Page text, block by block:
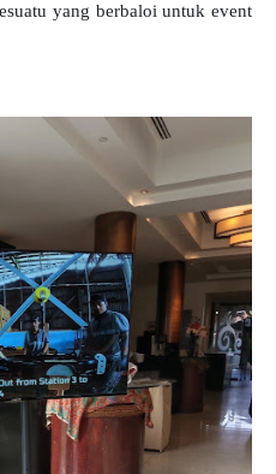
yang berbaloi untuk event